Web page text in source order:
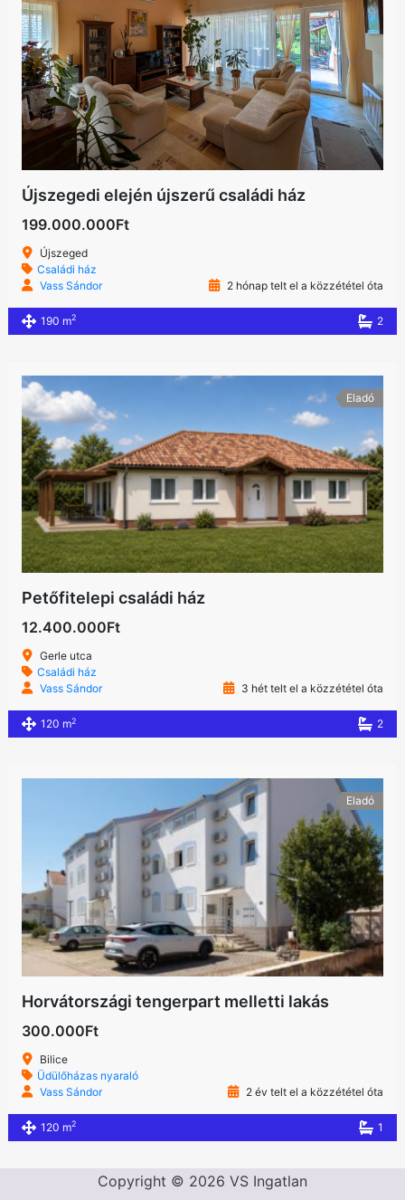
Újszegedi elején újszerű családi ház
199.000.000Ft
Újszeged
Családi ház
Vass Sándor
2 hónap telt el a közzététel óta
190 m2 2
Eladó
Petőfitelepi családi ház
12.400.000Ft
Gerle utca
Családi ház
Vass Sándor
3 hét telt el a közzététel óta
120 m2 2
Eladó
Horvátországi tengerpart melletti lakás
300.000Ft
Bilice
Üdülőházas nyaraló
Vass Sándor
2 év telt el a közzététel óta
120 m2 1
Copyright © 2026 VS Ingatlan